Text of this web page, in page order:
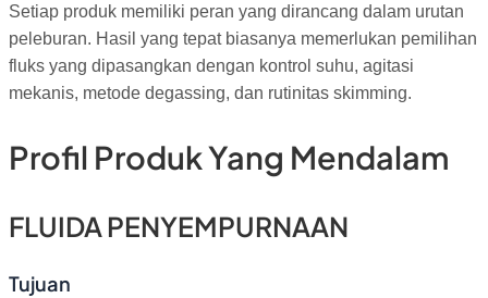
Setiap produk memiliki peran yang dirancang dalam urutan
peleburan. Hasil yang tepat biasanya memerlukan pemilihan
fluks yang dipasangkan dengan kontrol suhu, agitasi
mekanis, metode degassing, dan rutinitas skimming.
Profil Produk Yang Mendalam
FLUIDA PENYEMPURNAAN
Tujuan